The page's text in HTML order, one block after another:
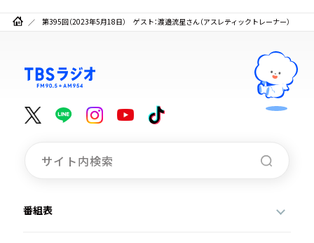
第395回（2023年5月18日） ゲスト：渡邉流星さん（アスレティックトレーナー）
番組表